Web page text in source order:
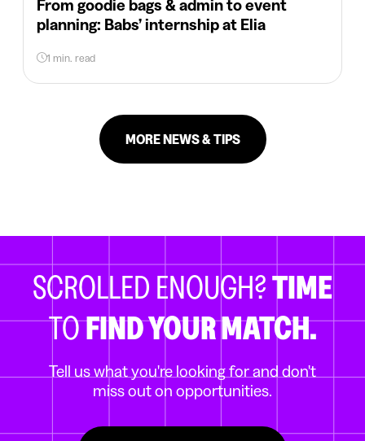
From goodie bags & admin to event
planning: Babs’ internship at Elia
1 min. read
MORE NEWS & TIPS
SCROLLED ENOUGH?TIME
TOFIND YOUR MATCH.
Tell us what you're looking for and don't
miss out on opportunities.